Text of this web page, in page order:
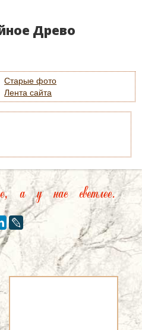
Древо
Старые фото
Лента сайта
а у нас светлее.